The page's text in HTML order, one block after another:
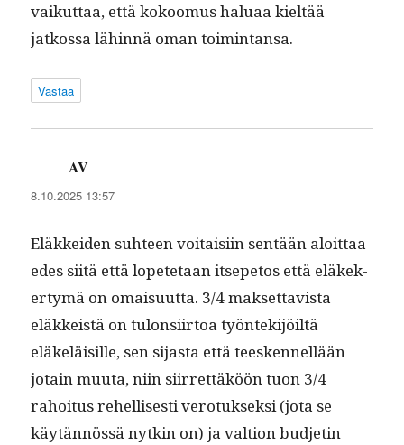
vaikut­taa, että kokoomus halu­aa kieltää
jatkos­sa lähin­nä oman toimintansa.
Vastaa
AV
8.10.2025 13:57
Eläkkei­den suh­teen voitaisi­in sen­tään aloit­taa
edes siitä että lopete­taan itsepetos että eläkek­
er­tymä on omaisu­ut­ta. 3/4 mak­set­tavista
eläkkeistä on tulon­si­ir­toa työn­tek­i­jöiltä
eläkeläisille, sen sijas­ta että teesken­nel­lään
jotain muu­ta, niin siir­ret­täköön tuon 3/4
rahoi­tus rehellis­es­ti vero­tuk­sek­si (jota se
käytän­nössä nytkin on) ja val­tion bud­jetin